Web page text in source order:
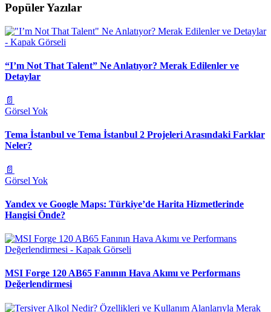
Popüler Yazılar
“I’m Not That Talent” Ne Anlatıyor? Merak Edilenler ve
Detaylar
📄
Görsel Yok
Tema İstanbul ve Tema İstanbul 2 Projeleri Arasındaki Farklar
Neler?
📄
Görsel Yok
Yandex ve Google Maps: Türkiye’de Harita Hizmetlerinde
Hangisi Önde?
MSI Forge 120 AB65 Fanının Hava Akımı ve Performans
Değerlendirmesi